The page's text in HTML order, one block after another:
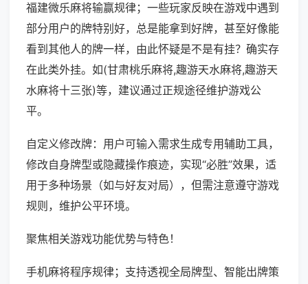
福建微乐麻将输赢规律；一些玩家反映在游戏中遇到
部分用户的牌特别好，总是能拿到好牌，甚至好像能
看到其他人的牌一样，由此怀疑是不是有挂？确实存
在此类外挂。如(甘肃桃乐麻将,趣游天水麻将,趣游天
水麻将十三张)等，建议通过正规途径维护游戏公
平。
自定义修改牌：用户可输入需求生成专用辅助工具，
修改自身牌型或隐藏操作痕迹，实现“必胜”效果，适
用于多种场景（如与好友对局），但需注意遵守游戏
规则，维护公平环境。
聚焦相关游戏功能优势与特色！
手机麻将程序规律；支持透视全局牌型、智能出牌策